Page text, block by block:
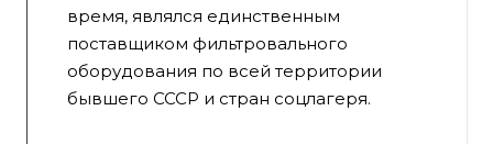
время, являлся единственным
поставщиком фильтровального
оборудования по всей территории
бывшего СССР и стран соцлагеря.